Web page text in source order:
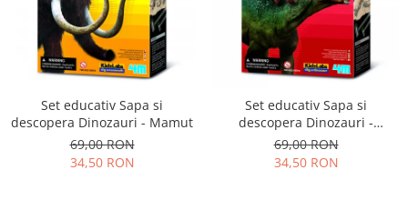
Set educativ Sapa si
descopera Dinozauri - Mamut
69,00 RON
34,50 RON
Set educativ Sapa si
descopera Dinozauri -
Stegosaurus
69,00 RON
34,50 RON